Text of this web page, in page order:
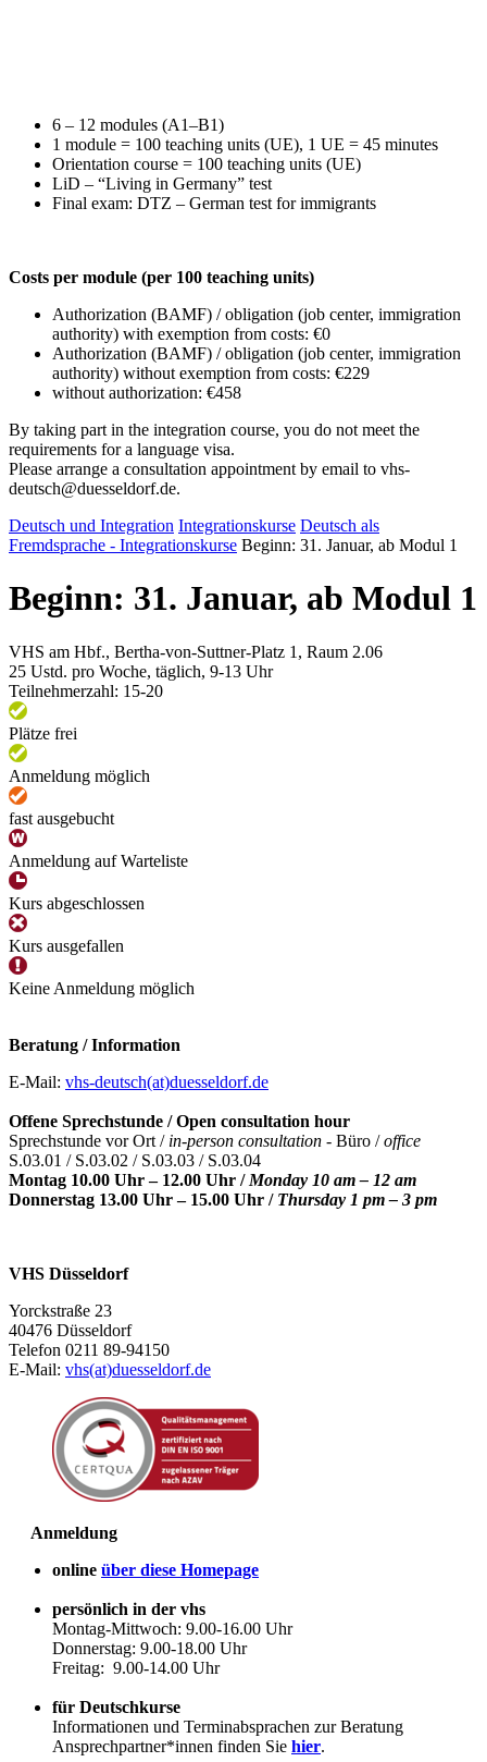
6 – 12 modules (A1–B1)
1 module = 100 teaching units (UE), 1 UE = 45 minutes
Orientation course = 100 teaching units (UE)
LiD – “Living in Germany” test
Final exam: DTZ – German test for immigrants
Costs per module (per 100 teaching units)
Authorization (BAMF) / obligation (job center, immigration
authority) with exemption from costs: €0
Authorization (BAMF) / obligation (job center, immigration
authority) without exemption from costs: €229
without authorization: €458
By taking part in the integration course, you do not meet the
requirements for a language visa.
Please arrange a consultation appointment by email to vhs-
deutsch@duesseldorf.de.
Deutsch und Integration Integrationskurse Deutsch als
Fremdsprache - Integrationskurse Beginn: 31. Januar, ab Modul 1
Beginn: 31. Januar, ab Modul 1
VHS am Hbf., Bertha-von-Suttner-Platz 1, Raum 2.06
25 Ustd. pro Woche, täglich, 9-13 Uhr
Teilnehmerzahl: 15-20
Plätze frei
Anmeldung möglich
fast ausgebucht
Anmeldung auf Warteliste
Kurs abgeschlossen
Kurs ausgefallen
Keine Anmeldung möglich
Beratung / Information
E-Mail: vhs-deutsch(at)duesseldorf.de
Offene Sprechstunde / Open consultation hour
Sprechstunde vor Ort / in-person consultation - Büro /office
S.03.01 / S.03.02 / S.03.03 / S.03.04
Montag 10.00 Uhr – 12.00 Uhr / Monday 10 am – 12 am
Donnerstag 13.00 Uhr – 15.00 Uhr / Thursday 1 pm – 3 pm
VHS Düsseldorf
Yorckstraße 23
40476 Düsseldorf
Telefon 0211 89-94150
E-Mail: vhs(at)duesseldorf.de
Anmeldung
online über diese Homepage
persönlich in der vhs
Montag-Mittwoch: 9.00-16.00 Uhr
Donnerstag: 9.00-18.00 Uhr
Freitag: 9.00-14.00 Uhr
für Deutschkurse
Informationen und Terminabsprachen zur Beratung
Ansprechpartner*innen finden Sie hier.